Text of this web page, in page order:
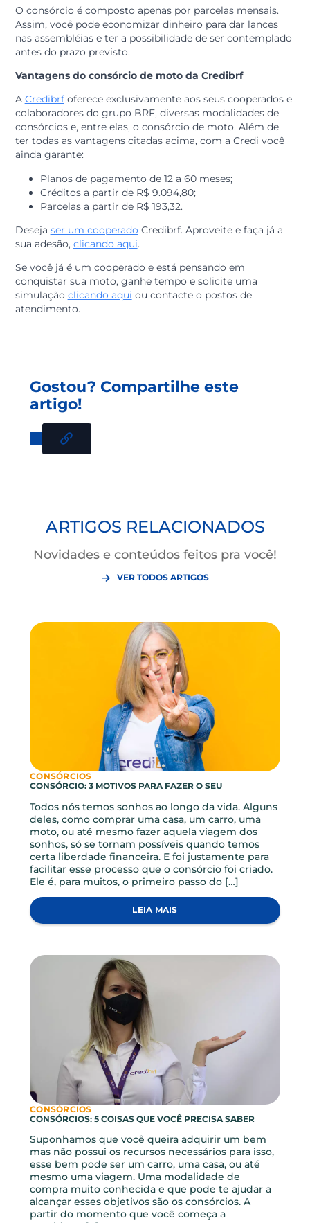
vantagens de um consórcio em relação a um
financiamento. Confira:
Não há taxa de juros
Diferentemente do financiamento, o consórcio possui
menor custo financeiro, pois não há cobrança de
Praticidade
A avaliação de crédito do consórcio é mais sutil do
Não exige valor de entrada para adesão
Assim, você pode economizar dinheiro para dar lances
nas assembléias e ter a possibilidade de ser
antes do prazo previsto.
Vantagens do consórcio de moto da Credibrf
ACredibrfoferece exclusivamente aos seus
ainda garante:
Planos de pagamento de 12 a 60 meses;
Créditos a partir de R$ 9.094,80;
Parcelas a partir de R$ 193,32.
conquistar sua moto, ganhe tempo e solicite uma
simulaçãoclicando aquiou contacte o postos de
atendimento.
Gostou? Compartilhe este
ARTIGOS RELACIONADOS
Novidades e conteúdos feitos pra você!
VER TODOS ARTIGOS
CONSÓRCIOS
CONSÓRCIO: 3 MOTIVOS PARA FAZER O SEU
Todos nós temos sonhos ao longo da vida. Alguns
deles, como comprar uma casa, um carro, uma
sonhos, só se tornam possíveis quando temos
certa liberdade financeira. E foi justamente para
facilitar esse processo que o consórcio foi criado.
Ele é, para muitos, o primeiro passo do […]
LEIA MAIS